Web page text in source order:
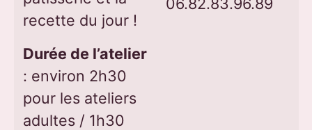
recette du jour !
Durée de l’atelier
: environ 2h30
pour les ateliers
adultes / 1h30